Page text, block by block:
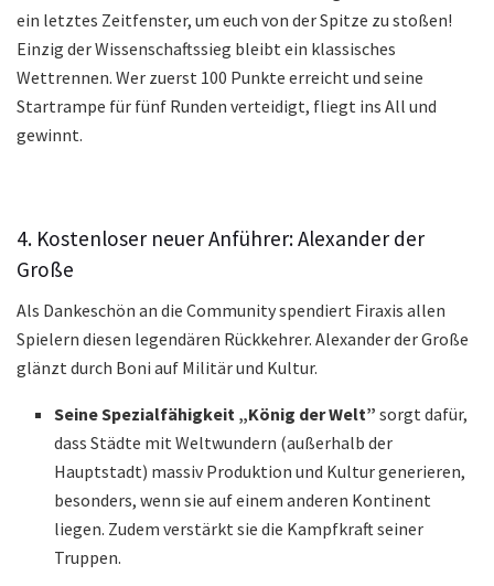
ein letztes Zeitfenster, um euch von der Spitze zu stoßen!
Einzig der Wissenschaftssieg bleibt ein klassisches
Wettrennen. Wer zuerst 100 Punkte erreicht und seine
Startrampe für fünf Runden verteidigt, fliegt ins All und
gewinnt.
4. Kostenloser neuer Anführer: Alexander der
Große
Als Dankeschön an die Community spendiert Firaxis allen
Spielern diesen legendären Rückkehrer. Alexander der Große
glänzt durch Boni auf Militär und Kultur.
Seine Spezialfähigkeit „König der Welt” sorgt dafür,
dass Städte mit Weltwundern (außerhalb der
Hauptstadt) massiv Produktion und Kultur generieren,
besonders, wenn sie auf einem anderen Kontinent
liegen. Zudem verstärkt sie die Kampfkraft seiner
Truppen.